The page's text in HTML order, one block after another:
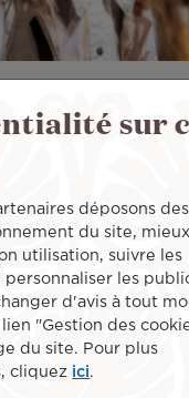
des vacances
27 & 28 octobre
sur
déposons
du site, mieux
utilisation, suivre les
personnaliser les
d'avis à tout
"Gestion des
du site. Pour plus
cliquez ici